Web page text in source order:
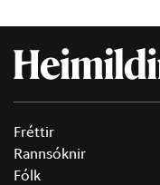
Fréttir
Rannsóknir
Fólk